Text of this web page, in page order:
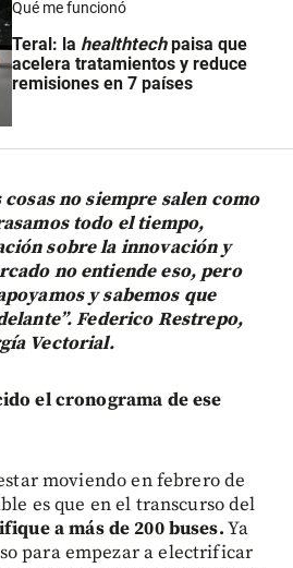
Qué me funcionó
Teral: la healthtechpaisa que
acelera tratamientos y reduce
remisiones en 7 países
cosas no siempre salen como
todo el tiempo,
sobre la innovación y
no entiende eso, pero
y sabemos que
Federico Restrepo,
Vectorial.
el cronograma de ese
moviendo en febrero de
es que en el transcurso del
a más de 200 buses.Ya
para empezar a electrificar